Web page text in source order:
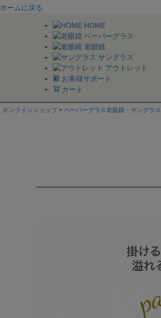
ホームに戻る
HOME
ペーパーグラス
老眼鏡
サングラス
アウトレット
お客様サポート
カート
オンラインショップ ペーパーグラス老眼鏡・サングラス